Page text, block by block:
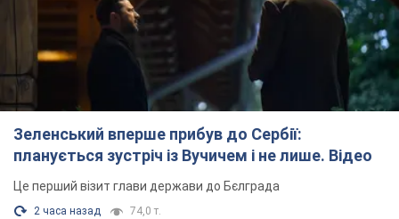
Зеленський вперше прибув до Сербії:
планується зустріч із Вучичем і не лише. Відео
Це перший візит глави держави до Бєлграда
2 часа назад 74,0 т.